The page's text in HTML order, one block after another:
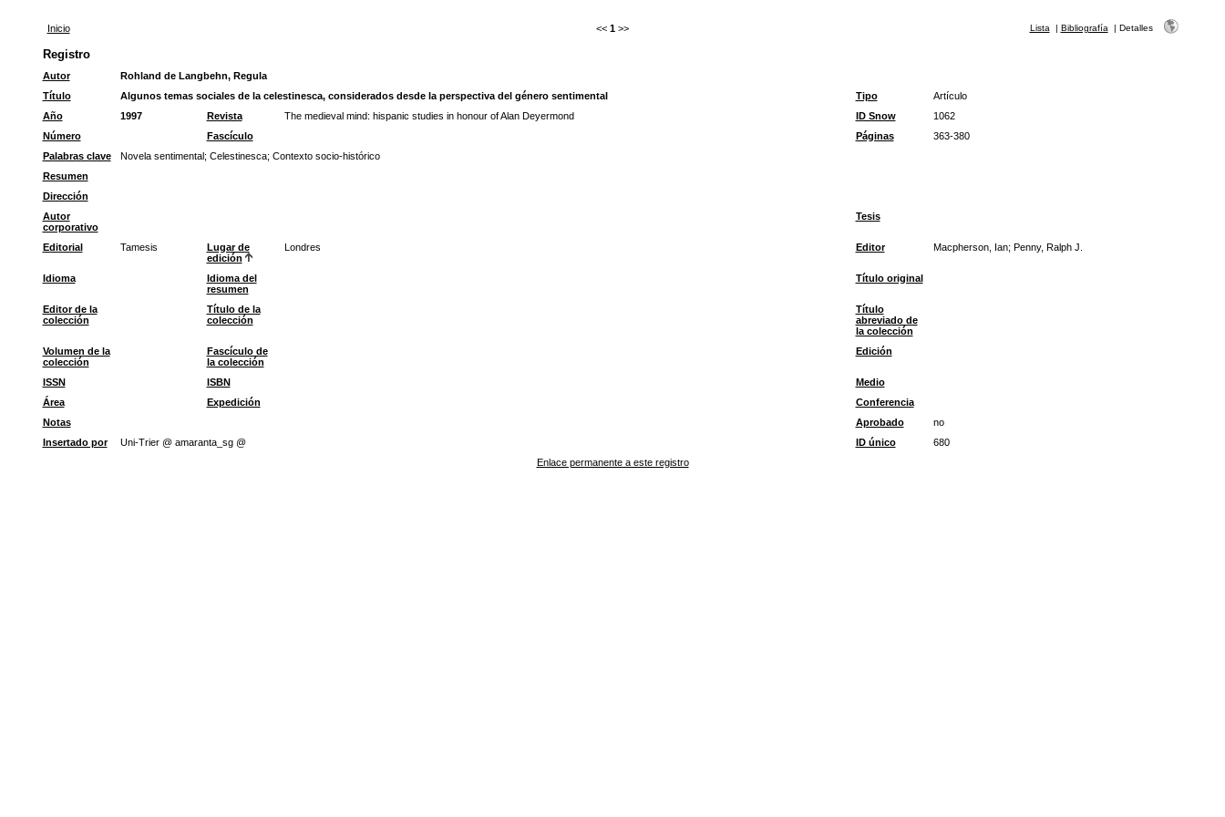
Inicio << 1 >> Lista | Bibliografía | Detalles
Registro
Autor
Rohland de Langbehn, Regula
Título
Algunos temas sociales de la celestinesca, considerados desde la perspectiva del género sentimental Tipo
Artículo
Año
1997 Revista The medieval mind: hispanic studies in honour of Alan Deyermond ID Snow
1062
Número
Fascículo Páginas
363-380
Palabras clave
Novela sentimental; Celestinesca; Contexto socio-histórico
Resumen
Dirección
Autor
corporativo
Tesis
Editorial Tamesis
Lugar de
edición
Londres Editor Macpherson, Ian; Penny, Ralph J.
Idioma
Idioma del
resumen
Título original
Editor de la
colección
Título de la
colección
Título
abreviado de
la colección
Volumen de la
colección
Fascículo de
la colección
Edición
ISSN ISBN
Medio
Área
Expedición
Conferencia
Notas
Aprobado
no
Insertado por
Uni-Trier @ amaranta_sg @ ID único
680
Enlace permanente a este registro